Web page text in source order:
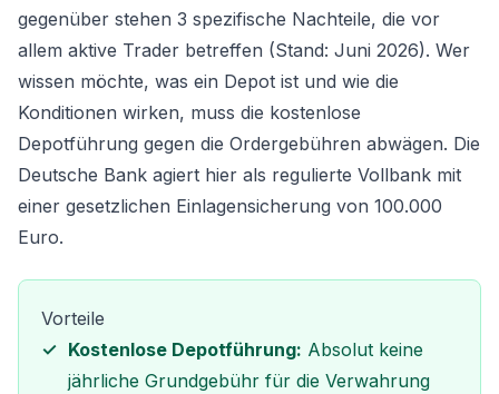
gegenüber stehen 3 spezifische Nachteile, die vor
allem aktive Trader betreffen (Stand: Juni 2026). Wer
wissen möchte, was ein Depot ist und wie die
Konditionen wirken, muss die kostenlose
Depotführung gegen die Ordergebühren abwägen. Die
Deutsche Bank agiert hier als regulierte Vollbank mit
einer gesetzlichen Einlagensicherung von 100.000
Euro.
Vorteile
Kostenlose Depotführung: Absolut keine
jährliche Grundgebühr für die Verwahrung